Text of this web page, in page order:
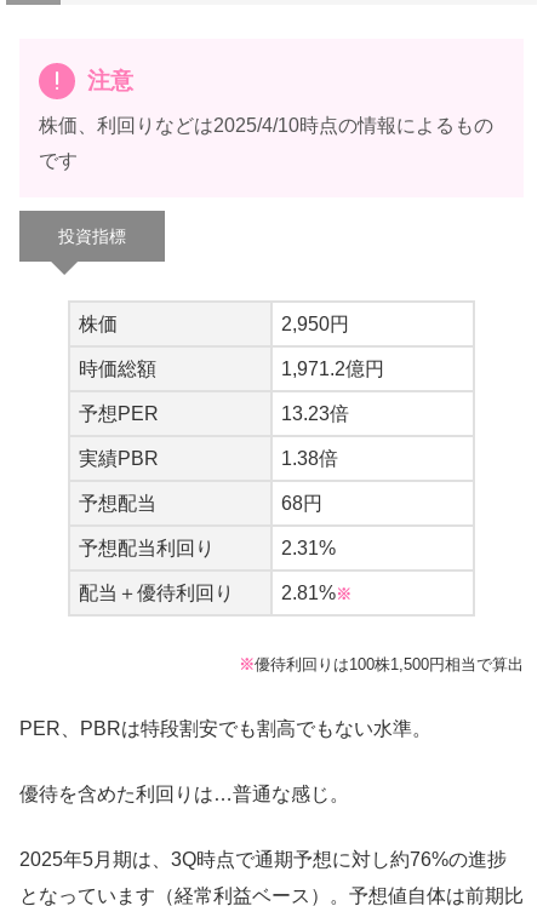
謎すぎる…
注意
株価、利回りなどは2025/4/10時点の情報によるもの
です
投資指標
株価 2,950円
時価総額 1,971.2億円
予想PER 13.23倍
実績PBR 1.38倍
予想配当 68円
予想配当利回り 2.31%
配当＋優待利回り 2.81%※
※優待利回りは100株1,500円相当で算出
PER、PBRは特段割安でも割高でもない水準。
優待を含めた利回りは…普通な感じ。
2025年5月期は、3Q時点で通期予想に対し約76%の進捗
となっています（経常利益ベース）。予想値自体は前期比